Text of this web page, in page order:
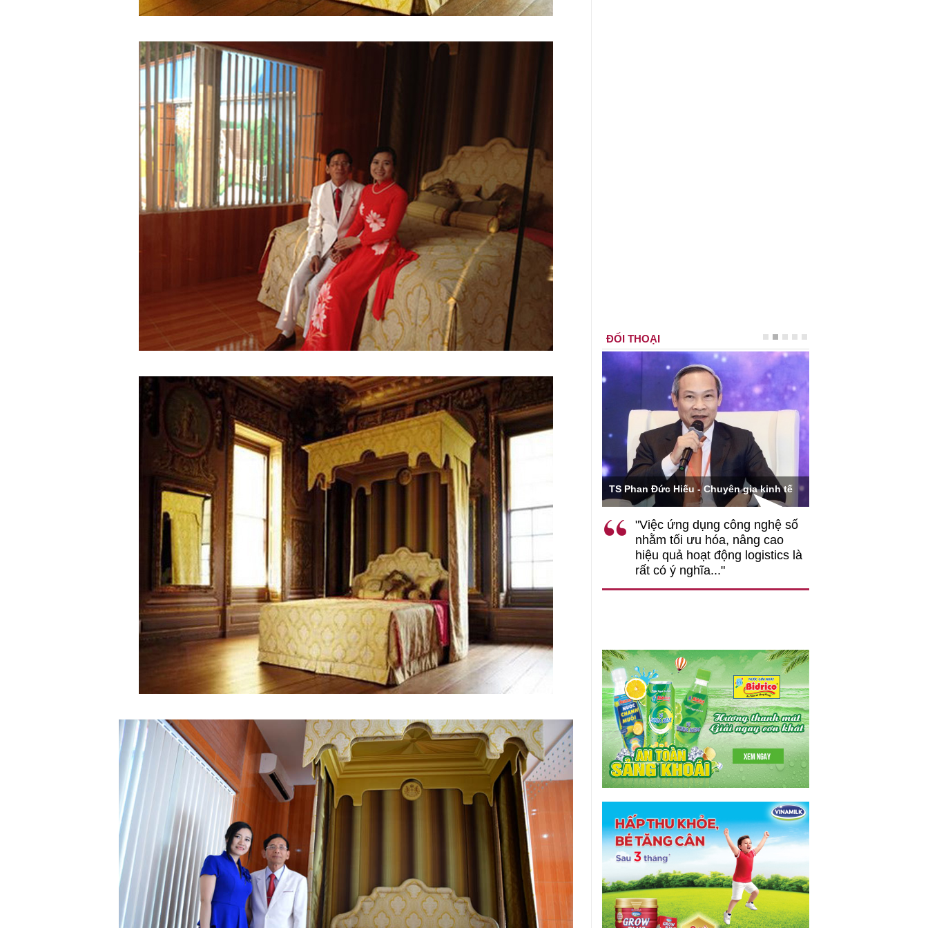
ĐỐI THOẠI
TS. Nguyễn Đức Độ - Phó Viện trưởng
Viện Kinh tế Tài chính
"Có rất nhiều việc phải làm
ngay từ bây giờ và trên thực tế
đang được tiến hành như tăng
đầu tư cho khoa học công
nghệ; ban hành các cơ chế
khuyến khích đổi mới sáng tạo,
khởi nghiệp..."
Việc sử dụng hiệu quả chính
sách tài khóa không chỉ mang ý
nghĩa hỗ trợ ngắn hạn mà còn
đóng vai trò tạo nền tảng cho
tăng trưởng bền vững dài hạn.
TS Phan Đức Hiếu - Chuyên gia kinh tế
"Việc ứng dụng công nghệ số
nhằm tối ưu hóa, nâng cao
hiệu quả hoạt động logistics là
rất có ý nghĩa..."